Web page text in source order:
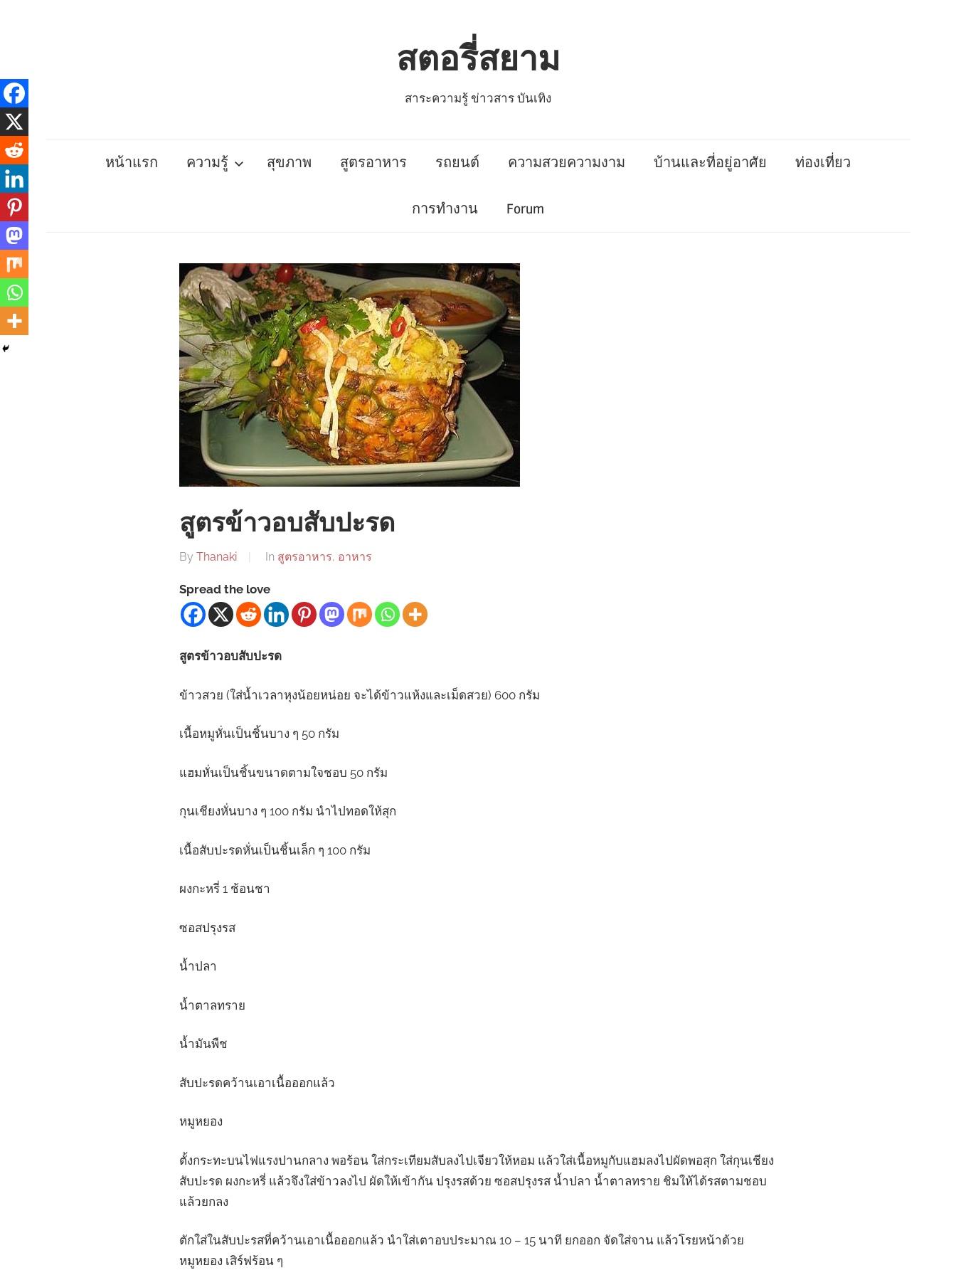
สตอรี่สยาม
สาระความรู้ ข่าวสาร บันเทิง
หน้าแรก ความรู้ สุขภาพ สูตรอาหาร รถยนต์ ความสวยความงาม บ้านและที่อยู่อาศัย ท่องเที่ยว
การทำงาน Forum
สูตรข้าวอบสับปะรด
By Thanaki In สูตรอาหาร, อาหาร
Spread the love
สูตรข้าวอบสับปะรด
ข้าวสวย (ใส่น้ำเวลาหุงน้อยหน่อย จะได้ข้าวแห้งและเม็ดสวย) 600 กรัม
เนื้อหมูหั่นเป็นชิ้นบาง ๆ 50 กรัม
แฮมหั่นเป็นชิ้นขนาดตามใจชอบ 50 กรัม
กุนเชียงหั่นบาง ๆ 100 กรัม นำไปทอดให้สุก
เนื้อสับปะรดหั่นเป็นชิ้นเล็ก ๆ 100 กรัม
ผงกะหรี่ 1 ช้อนชา
ซอสปรุงรส
น้ำปลา
น้ำตาลทราย
น้ำมันพืช
สับปะรดคว้านเอาเนื้อออกแล้ว
หมูหยอง
ตั้งกระทะบนไฟแรงปานกลาง พอร้อน ใส่กระเทียมสับลงไปเจียวให้หอม แล้วใส่เนื้อหมูกับแฮมลงไปผัดพอสุก ใส่กุนเชียง
สับปะรด ผงกะหรี่ แล้วจึงใส่ข้าวลงไป ผัดให้เข้ากัน ปรุงรสด้วย ซอสปรุงรส น้ำปลา น้ำตาลทราย ชิมให้ได้รสตามชอบ
แล้วยกลง
ตักใส่ในสับปะรสที่คว้านเอาเนื้อออกแล้ว นำใส่เตาอบประมาณ 10 – 15 นาที ยกออก จัดใส่จาน แล้วโรยหน้าด้วย
หมูหยอง เสิร์ฟร้อน ๆ